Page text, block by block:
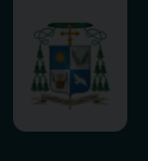
content